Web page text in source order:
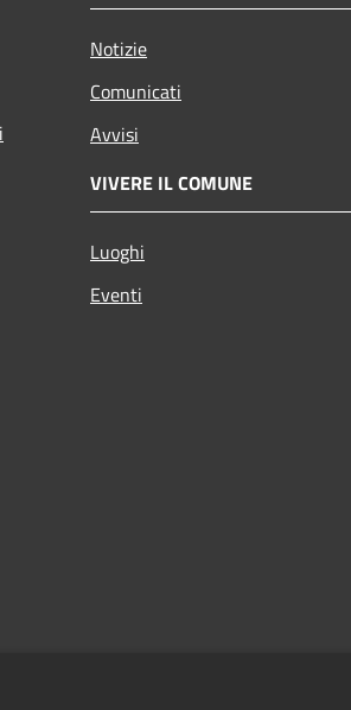
Notizie
Comunicati
Avvisi
VIVERE IL COMUNE
Luoghi
Eventi